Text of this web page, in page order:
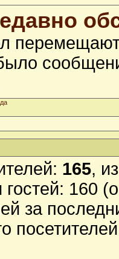
165,
160
за